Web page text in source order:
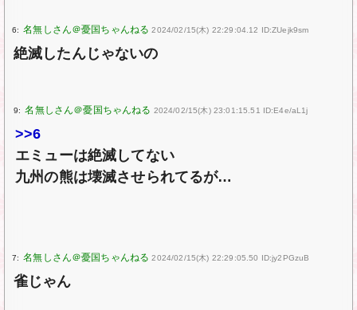
6: 2024/02/15(木) 22:29:04.12 ID:ZUejk9sm
絶滅したんじゃないの
9: 2024/02/15(木) 23:01:15.51 ID:E4e/aL1j
>>6
エミューは絶滅してない
九州の熊は壊滅させられてるが…
7: 2024/02/15(木) 22:29:05.50 ID:jy2PGzuB
雀じゃん